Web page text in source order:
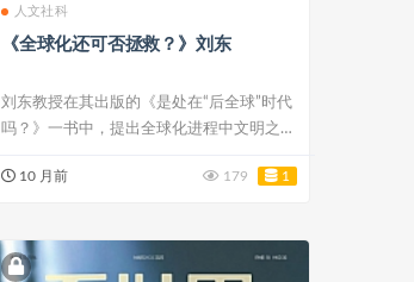
人文社科
《全球化还可否拯救？》刘东
刘东教授在其出版的《是处在“后全球”时代
吗？》一书中，提出全球化进程中文明之间
10 月前 179 1